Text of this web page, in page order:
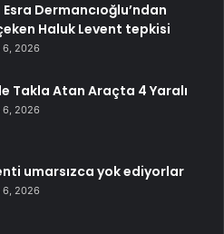
Dermancıoğlu’ndan
Haluk Levent tepkisi
6, 2026
Takla Atan Araçta 4 Yaralı
6, 2026
umarsızca yok ediyorlar
6, 2026